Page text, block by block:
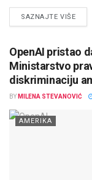
SAZNAJTE VIŠE
OpenAI pristao
Ministarstvo
diskriminaciju
BY MILENA STEVANOVIĆ
AMERIKA